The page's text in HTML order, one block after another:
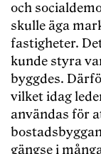
och
skulle äga
fastigheter.
kunde styra
byggdes.
vilket idag
användas för
gängse i